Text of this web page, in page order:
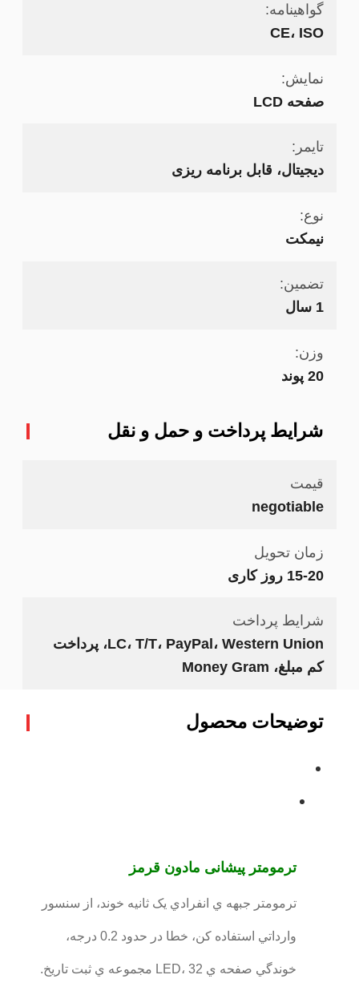
گواهینامه:
CE، ISO
نمايش:
صفحه LCD
تایمر:
دیجیتال، قابل برنامه ریزی
نوع:
نیمکت
تضمین:
1 سال
وزن:
20 پوند
شرایط پرداخت و حمل و نقل
قیمت
negotiable
زمان تحویل
15-20 روز کاری
شرایط پرداخت
LC، T/T، PayPal، Western Union، پرداخت
کم مبلغ، Money Gram
توضیحات محصول
ترمومتر پیشانی مادون قرمز
ترمومتر جبهه ي انفرادي يک ثانيه خوند، از سنسور
وارداتي استفاده کن، خطا در حدود 0.2 درجه،
خوندگي صفحه ي LED، 32 مجموعه ي ثبت تاريخ.